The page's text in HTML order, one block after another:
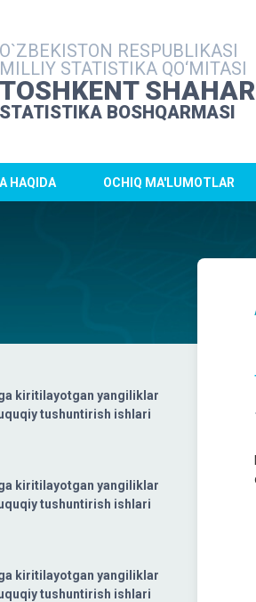
O`ZBEKISTON RESPUBLIKASI
MILLIY STATISTIKA QO‘MITASI
TOSHKENT SHAHAR
STATISTIKA BOSHQARMASI
HAQIDA OCHIQ MA'LUMOTLAR
kiritilayotgan yangiliklar
tushuntirish ishlari
kiritilayotgan yangiliklar
tushuntirish ishlari
kiritilayotgan yangiliklar
tushuntirish ishlari